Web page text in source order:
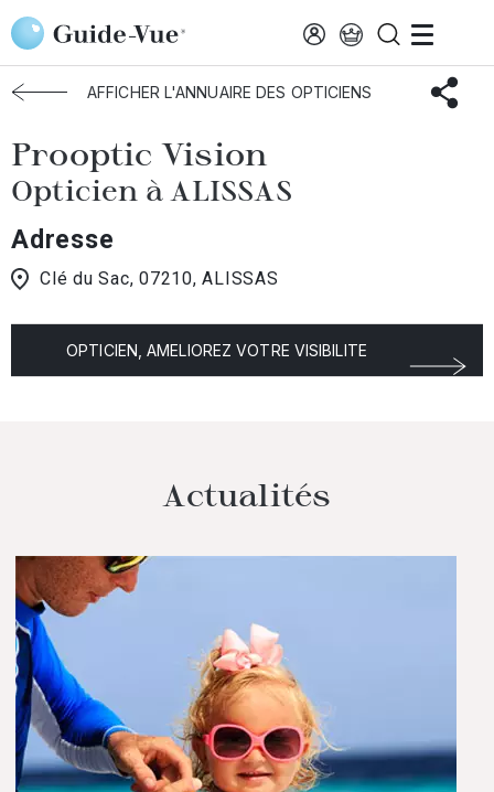
Aller au contenu principal
Accueil Choisir mon opticien Prooptic Vision
AFFICHER L'ANNUAIRE DES OPTICIENS
Prooptic Vision
Opticien à ALISSAS
Adresse
Clé du Sac, 07210, ALISSAS
OPTICIEN, AMELIOREZ VOTRE VISIBILITE
Actualités